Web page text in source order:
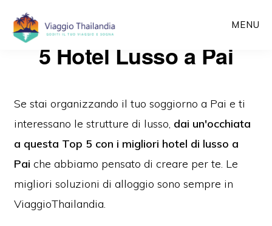
Passa
contenuto
MENU
5 Hotel Lusso a Pai
Se stai organizzando il tuo soggiorno a Pai e ti
interessano le strutture di lusso, dai un'occhiata
a questa Top 5 con i migliori hotel di lusso a
Paiche abbiamo pensato di creare per te. Le
migliori soluzioni di alloggio sono sempre in
ViaggioThailandia.